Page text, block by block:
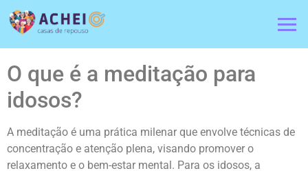
O que é a meditação para
idosos?
A meditação é uma prática milenar que envolve técnicas de
concentração e atenção plena, visando promover o
relaxamento e o bem-estar mental. Para os idosos, a